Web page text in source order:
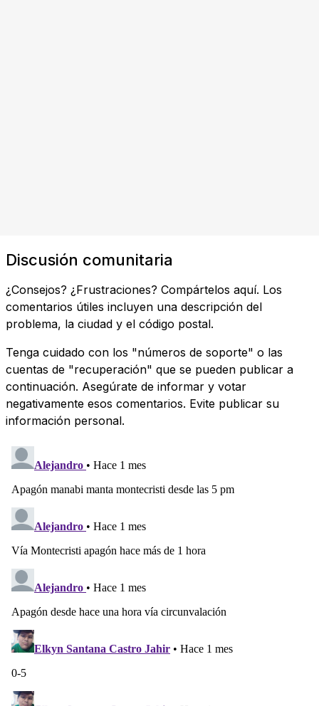
Discusión comunitaria
¿Consejos? ¿Frustraciones? Compártelos aquí. Los
comentarios útiles incluyen una descripción del
problema, la ciudad y el código postal.
Tenga cuidado con los "números de soporte" o las
cuentas de "recuperación" que se pueden publicar a
continuación. Asegúrate de informar y votar
negativamente esos comentarios. Evite publicar su
información personal.